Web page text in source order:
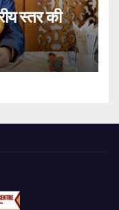
स्तर की